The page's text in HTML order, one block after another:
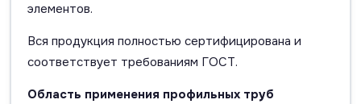
элементов.
Вся продукция полностью сертифицирована и
соответствует требованиям ГОСТ.
Область применения профильных труб